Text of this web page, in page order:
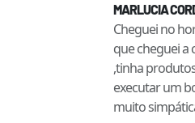
MARLUCIA
Cheguei no
que cheguei a
,tinha
executar um
muito